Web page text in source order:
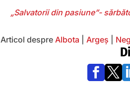
„Salvatorii din pasiune”-
Articol despre Albota Argeș
 